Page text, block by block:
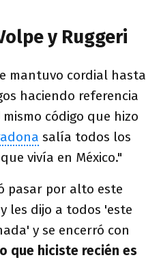
y Ruggeri
mantuvo cordial hasta
haciendo referencia
mismo código que hizo
salía todos los
vivía en México."
pasar por alto este
les dijo a todos 'este
y se encerró con
que hiciste recién es